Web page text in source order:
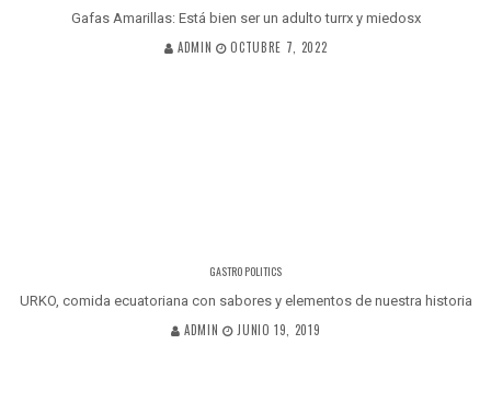
Gafas Amarillas: Está bien ser un adulto turrx y miedosx
ADMIN OCTUBRE 7, 2022
GASTRO POLITICS
URKO, comida ecuatoriana con sabores y elementos de nuestra historia
ADMIN JUNIO 19, 2019